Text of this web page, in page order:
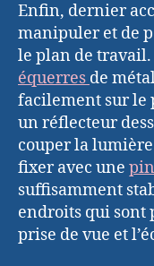
Enfin, dernier
manipuler et de
le plan de travail.
équerres de
facilement sur le
un réflecteur
couper la
fixer avec une
suffisamment
endroits qui sont
prise de vue et